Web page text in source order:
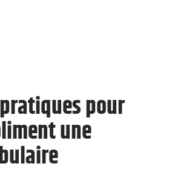
pour
une